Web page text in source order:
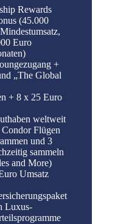
Rewards
(45.000
Euro
+
„The Global
+ 8 x 25 Euro
weltweit
Flügen
und 3
sammeln
and More)
Umsatz
Luxus-